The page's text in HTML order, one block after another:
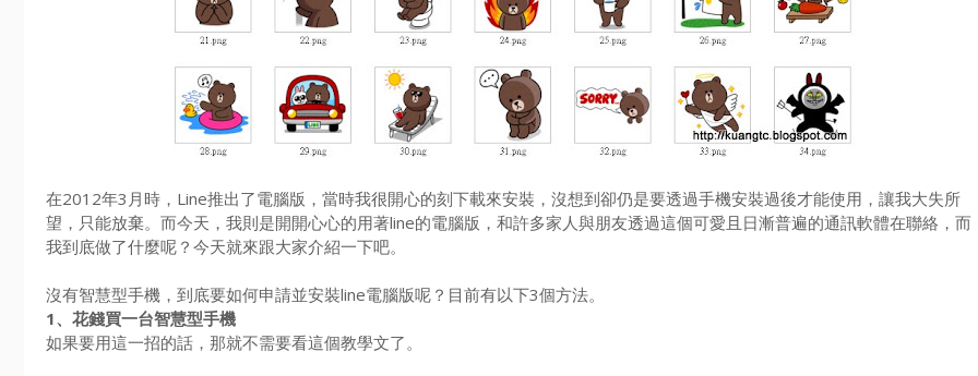
在2012年3月時，Line推出了電腦版，當時我很開心的刻下載來安裝，沒想到卻仍是要透過手機安裝過後才能使用，讓我大失所
望，只能放棄。而今天，我則是開開心心的用著line的電腦版，和許多家人與朋友透過這個可愛且日漸普遍的通訊軟體在聯絡，而
我到底做了什麼呢？今天就來跟大家介紹一下吧。
沒有智慧型手機，到底要如何申請並安裝line電腦版呢？目前有以下3個方法。
1、花錢買一台智慧型手機
如果要用這一招的話，那就不需要看這個教學文了。